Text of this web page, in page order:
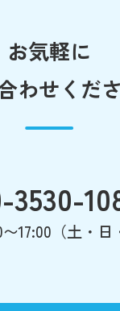
お気軽に
わせくださ
3530-
17:00（土・日